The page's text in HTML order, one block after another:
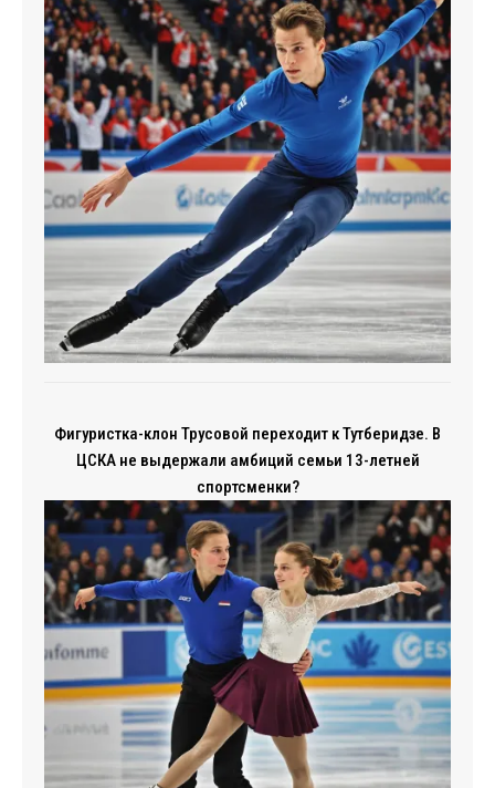
Фигуристка-клон Трусовой переходит к Тутберидзе. В
ЦСКА не выдержали амбиций семьи 13-летней
спортсменки?